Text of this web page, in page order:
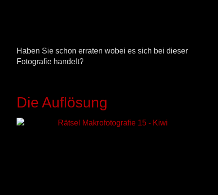
Haben Sie schon erraten wobei es sich bei dieser
Fotografie handelt?
Die Auflösung